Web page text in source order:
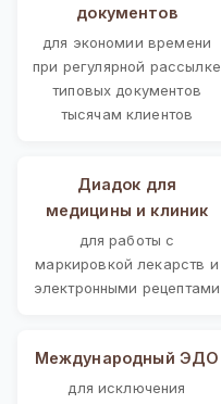
документов
для экономии времени
при регулярной рассылке
типовых документов
тысячам клиентов
Диадок для
медицины и клиник
для работы с
маркировкой лекарств и
электронными рецептами
Международный ЭДО
для исключения